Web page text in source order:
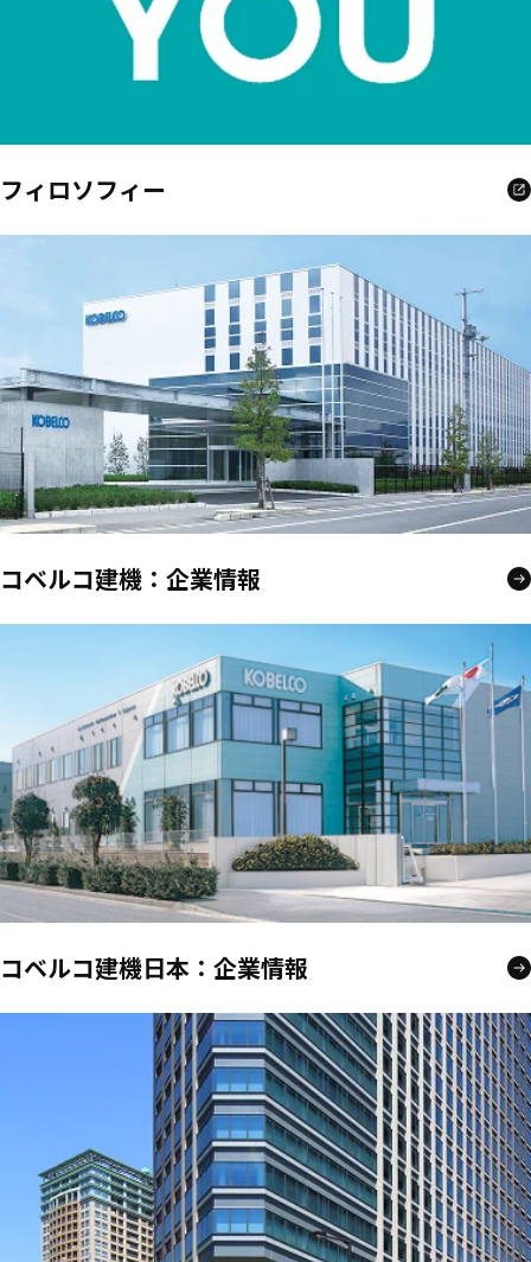
フィロソフィー
コベルコ建機：企業情報
コベルコ建機日本：企業情報